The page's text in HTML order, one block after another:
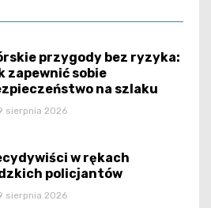
przygody bez ryzyka:
zapewnić sobie
na szlaku
sierpnia 2026
w rękach
policjantów
sierpnia 2026